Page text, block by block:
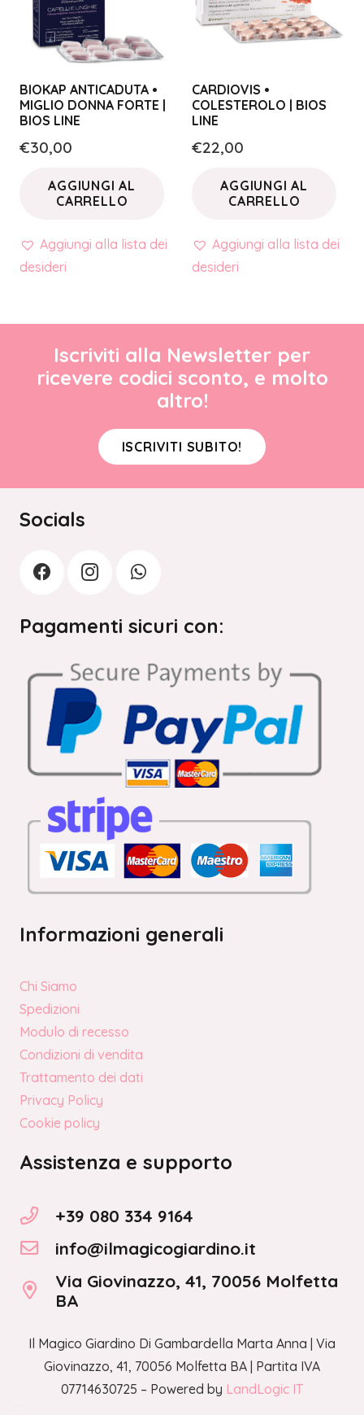
BIOKAP ANTICADUTA •
MIGLIO DONNA FORTE |
BIOS LINE
€30,00
AGGIUNGI AL
CARRELLO
Aggiungi alla lista dei
desideri
CARDIOVIS •
COLESTEROLO | BIOS
LINE
€22,00
AGGIUNGI AL
CARRELLO
Aggiungi alla lista dei
desideri
Iscriviti alla Newsletter per
ricevere codici sconto, e molto
altro!
ISCRIVITI SUBITO!
Socials
Pagamenti sicuri con:
Informazioni generali
Chi Siamo
Spedizioni
Modulo di recesso
Condizioni di vendita
Trattamento dei dati
Privacy Policy
Cookie policy
Assistenza e supporto
+39 080 334 9164
info@ilmagicogiardino.it
Via Giovinazzo, 41, 70056 Molfetta
BA
Il Magico Giardino Di Gambardella Marta Anna | Via
Giovinazzo, 41, 70056 Molfetta BA | Partita IVA
07714630725 – Powered by LandLogic IT